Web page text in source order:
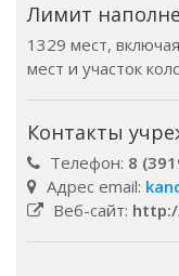
Лимит
1329 мест,
мест и участок
Контакты
Телефон: 8
Адрес email:
Веб-сайт: